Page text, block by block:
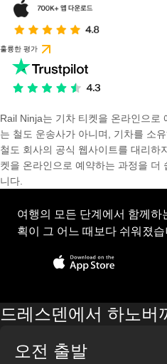
훌륭한 평가
Rail Ninja는 기차 티켓을 온라인으로
는 철도 운송사가 아니며, 기차를 소
철도 회사의 공식 웹사이트를 대리하
켓을 온라인으로 예약하는 과정을 더
니다.
여행의 모든 단계에서 함께
획이 그 어느 때보다 쉬워졌습
드레스덴에서 하노버
오전 출발